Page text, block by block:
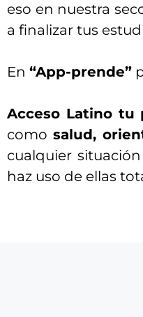
eso en nuestra
a finalizar tus
En “App-prende”
Acceso Latino tu
como salud,
cualquier
haz uso de ellas